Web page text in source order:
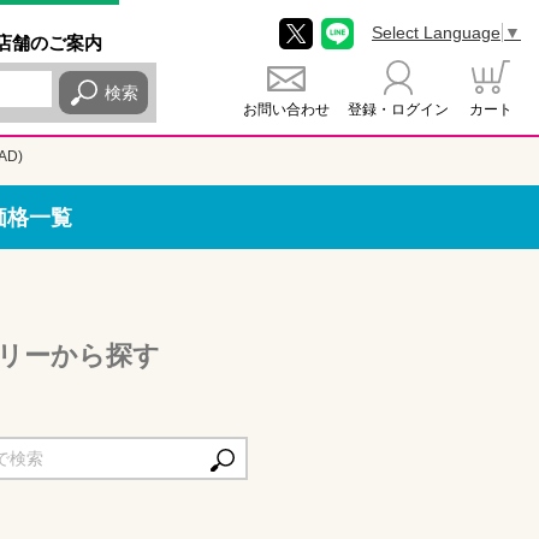
舗のご案内
検索
お問い合わせ 登録・ログイン カート
Select Language ▼
格一覧
ーから探す